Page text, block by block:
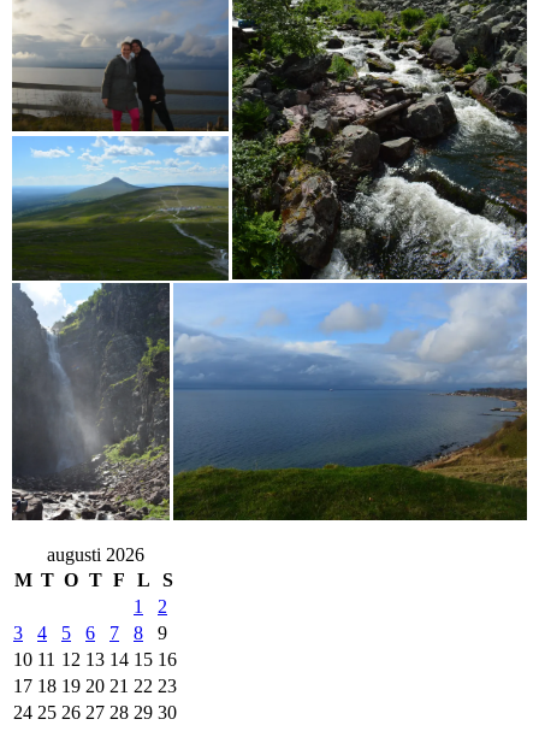
augusti 2026
M T O T F L
S
1
2
3
4 5 6 7 8
9
10 11 12 13 14 15 16
17 18 19 20 21 22 23
24 25 26 27 28 29 30